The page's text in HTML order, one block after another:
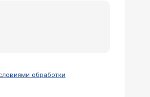
не беспокоят, а
обработки